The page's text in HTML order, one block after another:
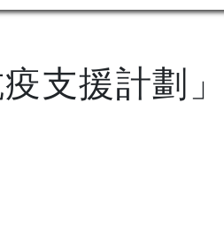
支援計劃